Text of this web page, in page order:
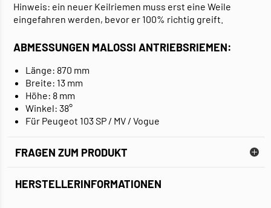
Hinweis: ein neuer Keilriemen muss erst eine Weile
eingefahren werden, bevor er 100% richtig greift.
ABMESSUNGEN MALOSSI ANTRIEBSRIEMEN:
Länge: 870 mm
Breite: 13 mm
Höhe: 8 mm
Winkel: 38°
Für Peugeot 103 SP / MV / Vogue
FRAGEN ZUM PRODUKT
HERSTELLERINFORMATIONEN